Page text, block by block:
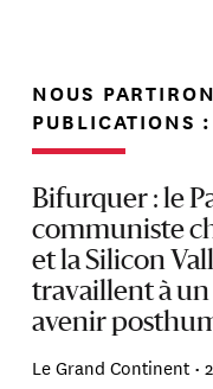
NOUS
PUBLICATIONS :
Bifurquer : le
communiste
et la Silicon
travaillent à un
avenir
Le Grand Continent •